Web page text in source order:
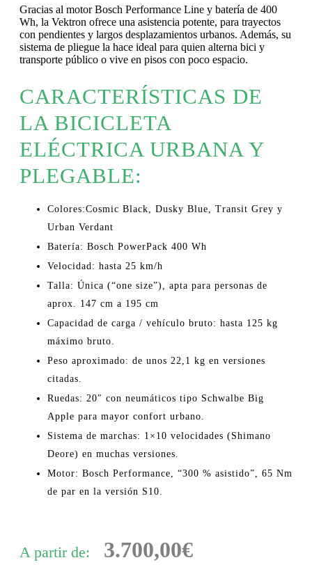
Gracias al motor Bosch Performance Line y batería de 400
Wh, la Vektron ofrece una asistencia potente, para trayectos
con pendientes y largos desplazamientos urbanos. Además, su
sistema de pliegue la hace ideal para quien alterna bici y
transporte público o vive en pisos con poco espacio.
CARACTERÍSTICAS DE
LA BICICLETA
ELÉCTRICA URBANA Y
PLEGABLE:
Colores:Cosmic Black, Dusky Blue, Transit Grey y
Urban Verdant
Batería: Bosch PowerPack 400 Wh
Velocidad: hasta 25 km/h
Talla: Única (“one size”), apta para personas de
aprox. 147 cm a 195 cm
Capacidad de carga / vehículo bruto: hasta 125 kg
máximo bruto.
Peso aproximado: de unos 22,1 kg en versiones
citadas.
Ruedas: 20″ con neumáticos tipo Schwalbe Big
Apple para mayor confort urbano.
Sistema de marchas: 1×10 velocidades (Shimano
Deore) en muchas versiones.
Motor: Bosch Performance, “300 % asistido”, 65 Nm
de par en la versión S10.
A partir de: 3.700,00€